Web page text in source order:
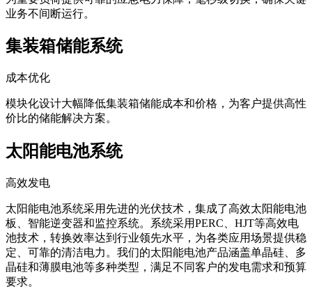
业务不间断运行。
集装箱储能系统
成本优化
模块化设计大幅降低集装箱储能成本和价格，为客户提供高性
价比的储能解决方案。
太阳能电池系统
高效发电
太阳能电池系统采用先进的光伏技术，集成了高效太阳能电池
板、智能逆变器和监控系统。系统采用PERC、HJT等高效电
池技术，转换效率达到行业领先水平，为各类应用场景提供稳
定、可靠的清洁电力。我们的太阳能电池产品涵盖单晶硅、多
晶硅和薄膜电池等多种类型，满足不同客户的发电需求和预算
要求。